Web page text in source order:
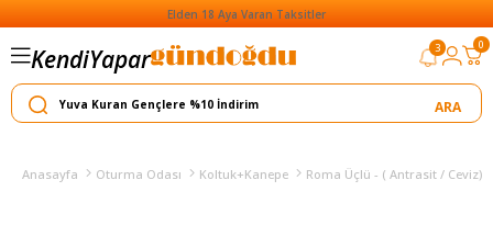
Elden 18 Aya Varan Taksitler
KendiYapar
Satar
3 0
Anasayfa Oturma Odası Koltuk+Kanepe Roma Üçlü - ( Antrasit / Ceviz)